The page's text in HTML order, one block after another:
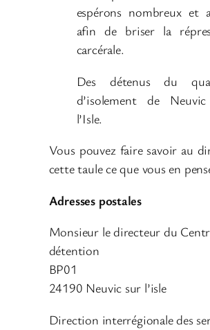
espérons nombreux et
afin de briser la
carcérale.
Des détenus du
d’isolement de
l’Isle.
Vous pouvez faire savoir au
cette taule ce que vous en
Adresses postales
Monsieur le directeur du
détention
BP01
24190 Neuvic sur l’isle
Direction interrégionale des